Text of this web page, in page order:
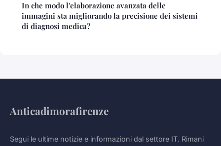
In che modo l'elaborazione avanzata delle
immagini sta migliorando la precisione dei sistemi
di diagnosi medica?
Anticadimorafirenze
Segui le ultime notizie e informazioni dal settore IT. Rimani